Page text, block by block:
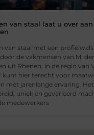
van staal laat u over
van staal met een
de vakmensen van M.
uit Rhenen, in de regio van
kunt hier terecht voor
met jarenlange ervaring.
uniek en gevarieerd
medewerkers